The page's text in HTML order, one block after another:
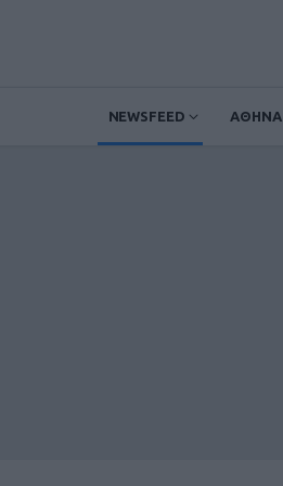
NEWSFEED ΑΘΗΝΑ